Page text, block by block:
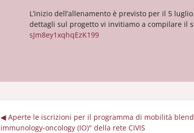
L’inizio dell’allenamento è previsto per il 5
dettagli sul progetto vi invitiamo a compilare il
sJm8ey1xqhqEzK199
◀︎ Aperte le iscrizioni per il programma di mobilità
immunology-oncology (IO)" della rete CIVIS